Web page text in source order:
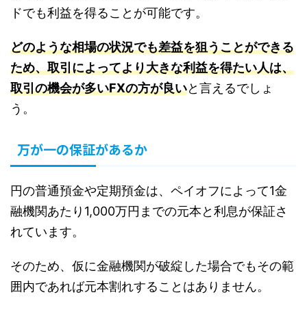
ドでも利益を得ることが可能です。
どのような相場の状況でも差益を狙うことができる
ため、取引によってより大きな利益を得たい人は、
取引の機会が多いFXの方が良いと言えるでしょ
う。
万が一の保証があるか
円の普通預金や定期預金は、ペイオフによって1金
融機関あたり1,000万円までの元本と利息が保証さ
れています。
そのため、仮に金融機関が破綻した場合でもその範
囲内であれば元本割れすることはありません。